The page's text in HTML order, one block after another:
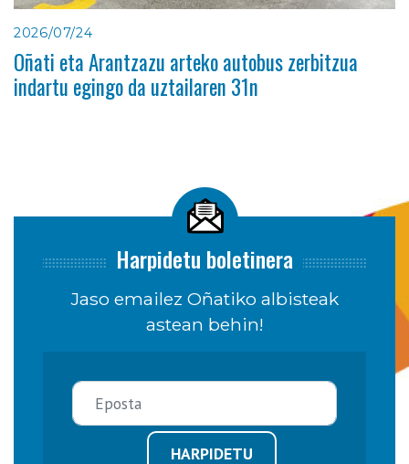
2026/07/24
Oñati eta Arantzazu arteko autobus zerbitzua
indartu egingo da uztailaren 31n
Harpidetu boletinera
Jaso emailez Oñatiko albisteak
astean behin!
HARPIDETU